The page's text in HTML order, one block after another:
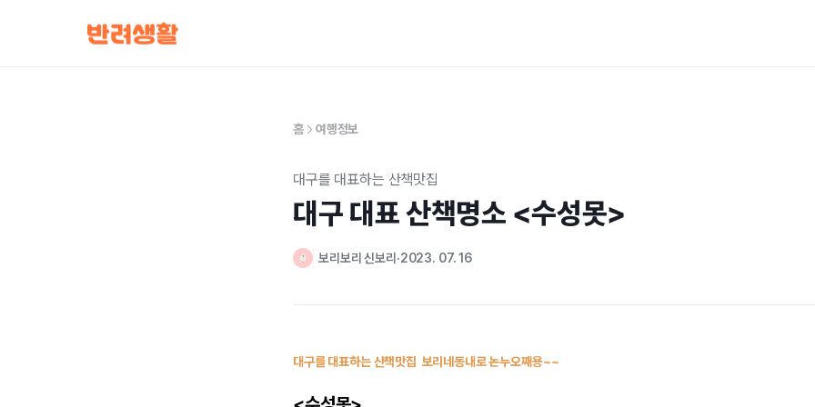
홈 여행정보
대구를 대표하는 산책맛집
대구 대표 산책명소 <수성못>
보리보리 신보리 2023. 07. 16
대구를 대표하는 산책맛집 보리네동내로 논누오째용~~